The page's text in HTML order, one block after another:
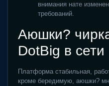
внимания нате
требований.
Аюшки?
DotBig в сети
Платформа стабильная,
кроме бередимую, аюшки?